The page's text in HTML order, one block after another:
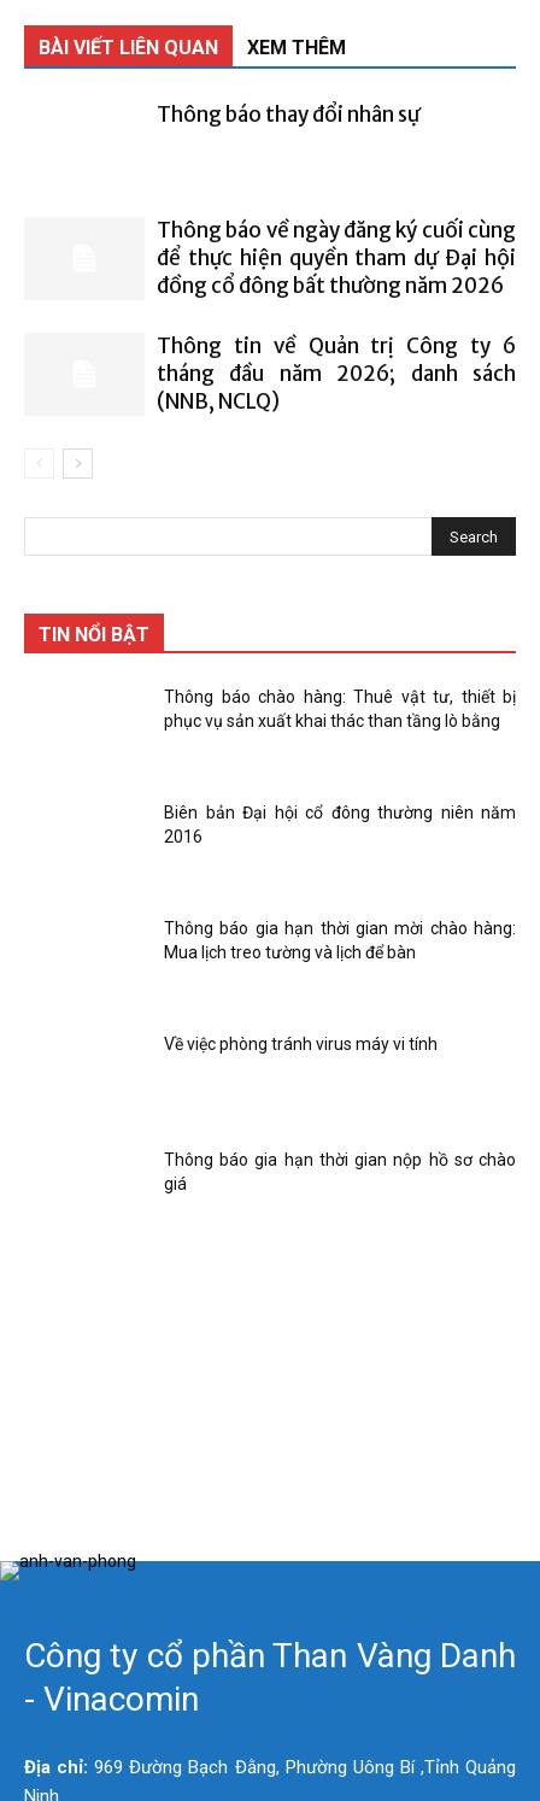
BÀI VIẾT LIÊN QUAN XEM THÊM
Thông báo thay đổi nhân sự
Thông báo về ngày đăng ký cuối cùng
để thực hiện quyền tham dự Đại hội
đồng cổ đông bất thường năm 2026
Thông tin về Quản trị Công ty 6
tháng đầu năm 2026; danh sách
(NNB, NCLQ)
TIN NỔI BẬT
Thông báo chào hàng: Thuê vật tư, thiết bị
phục vụ sản xuất khai thác than tầng lò bằng
Biên bản Đại hội cổ đông thường niên năm
2016
Thông báo gia hạn thời gian mời chào hàng:
Mua lịch treo tường và lịch để bàn
Về việc phòng tránh virus máy vi tính
Thông báo gia hạn thời gian nộp hồ sơ chào
giá
Công ty cổ phần Than Vàng Danh
- Vinacomin
Địa chỉ: 969 Đường Bạch Đằng, Phường Uông Bí ,Tỉnh Quảng
Ninh